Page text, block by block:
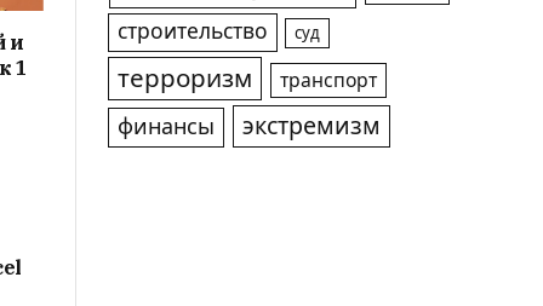
и
1
строительство суд
терроризм транспорт
финансы экстремизм